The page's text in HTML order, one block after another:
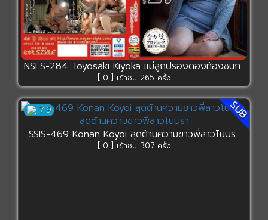
NSFS-284 Toyosaki Kiyoka แม่ลูกปรองดองท้องชนก..
[ 0 ] เข้าชม 265 ครั้ง
7.9 SUB
SSIS-469 Konan Koyoi สุดต้านความขาวพี่สาวโนบร..
[ 0 ] เข้าชม 307 ครั้ง